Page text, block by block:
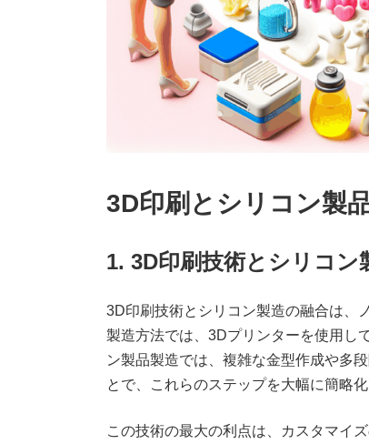
3D印刷とシリコン製
1. 3D印刷技術とシリコ
3D印刷技術とシリコン製造の融合は、
製造方法では、3Dプリンターを使用し
ン製品製造では、複雑な金型作成や多
とで、これらのステップを大幅に簡略化
この技術の最大の利点は、カスタマイ